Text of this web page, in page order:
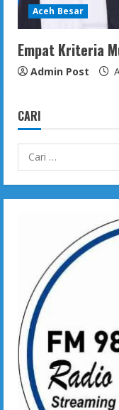
Aceh Besar
Empat Kriteria
Admin Post
CARI
Cari
untuk: